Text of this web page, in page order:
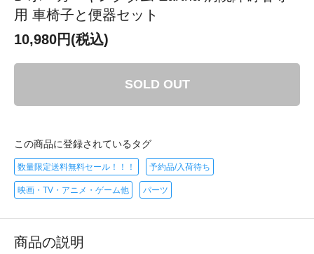
用 車椅子と便器セット
10,980円(税込)
SOLD OUT
この商品に登録されているタグ
数量限定送料無料セール！！！ 予約品/入荷待ち
映画・TV・アニメ・ゲーム他 パーツ
商品の説明